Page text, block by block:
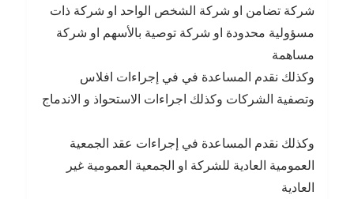
شركة تضامن او شركة الشخص الواحد او شركة ذات
مسؤولية محدودة او شركة توصية بالأسهم او شركة
مساهمة
وكذلك نقدم المساعدة في في إجراءات افلاس
وتصفية الشركات وكذلك اجراءات الاستحواذ و الاندماج
وكذلك نقدم المساعدة في إجراءات عقد الجمعية
العمومية العادية للشركة او الجمعية العمومية غير
العادية